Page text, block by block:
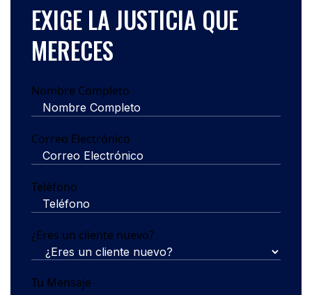
EXIGE LA JUSTICIA QUE
MERECES
Nombre Completo
Correo Electrónico
Teléfono
¿Eres un cliente nuevo?
Tu Mensaje